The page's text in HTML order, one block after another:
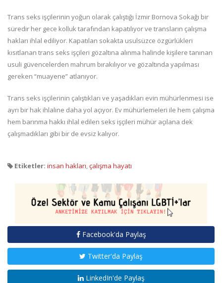
Trans seks işçilerinin yoğun olarak çalıştığı İzmir Bornova Sokağı bir
süredir her gece kolluk tarafından kapatılıyor ve transların çalışma
hakları ihlal ediliyor. Kapatılan sokakta usulsüzce özgürlükleri
kısıtlanan trans seks işçileri gözaltına alınma halinde kişilere tanınan
usuli güvencelerden mahrum bırakılıyor ve gözaltında yapılması
gereken “muayene” atlanıyor.
Trans seks işçilerinin çalıştıkları ve yaşadıkları evin mühürlenmesi ise
ayrı bir hak ihlaline daha yol açıyor. Ev mühürlemeleri ile hem çalışma
hem barınma hakkı ihlal edilen seks işçileri mühür açılana dek
çalışmadıkları gibi bir de evsiz kalıyor.
Etiketler: insan hakları,çalışma hayatı
Facebook'da Paylaş
Twitter'da Paylaş
LinkedIn'de Paylaş